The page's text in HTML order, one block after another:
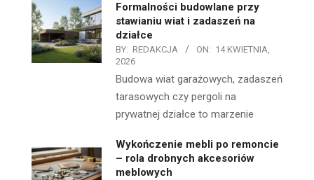
Formalności budowlane przy
stawianiu wiat i zadaszeń na
działce
BY: REDAKCJA ON: 14 KWIETNIA,
2026
Budowa wiat garażowych, zadaszeń
tarasowych czy pergoli na
prywatnej działce to marzenie
Wykończenie mebli po remoncie
– rola drobnych akcesoriów
meblowych